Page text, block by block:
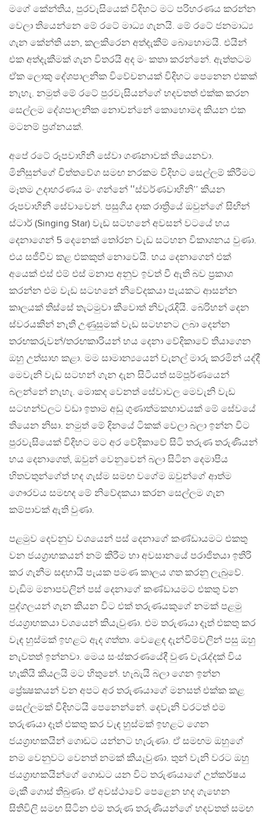
මගේ කේන්තිය, පුරවැසියෙක් විදිහට මට පරිහරණය කරන්න
වෙලා තියෙන්නෙ මේ රටේ මාධ්‍ය ගැනයි. මේ රටේ ජනමාධ්‍ය
ගැන කේන්ති යන, කලකිරෙන අත්දැකීම් බොහොමයි. එයින්
එක අත්දැකීමක් ගැන විතරයි අද මං කතා කරන්නේ. ඇත්තටම
ඒක ලොකු දේශපාලනික විවේචනයක් විදිහට පෙනෙන එකක්
නැහැ. නමුත් මේ රටේ පුරවැසියන්ගේ හදවතත් එක්ක කරන
සෙල්ලම දේශපාලනික නොවන්නේ කොහොමද කියන එක
මටනම් ප්‍රශ්නයක්.
අපේ රටේ රූපවාහිනී සේවා ගණනාවක් තියෙනවා.
මිනිසුන්ගේ චිත්තවේග සමඟ නරකම විදිහට සෙල්ලම් කිරීමට
මෑතම උදාහරණය මං ගන්නේ ‛‛ස්වර්ණවාහිනි’’ කියන
රූපවාහිනී සේවාවෙන්. පසුගිය දාක රාත්‍රියේ ඔවුන්ගේ සිඟින්
ස්ටාර් (Singing Star) වැඩ සටහනේ අවසන් වටයේ හය
දෙනාගෙන් 5 දෙනෙක් තෝරන වැඩ සටහන විකාශනය වුණා.
එය සජීවීව කළ එකකුත් නොවෙයි. හය දෙනාගෙන් එක්
අයෙක් එස් එම් එස් මනාප අනුව ඉවත් වී ඇති බව ප්‍රකාශ
කරන්න එම වැඩ සටහනේ නිවේදකයා පැයකට ආසන්න
කාලයක් තිස්සේ තැටමුවා කීවොත් නිවැරැදියි. බෙරිහන් දෙන
ස්වරයකින් නැති උණුසුමක් වැඩ සටහනට ලබා දෙන්න
තරඟකරුවන්/තරඟකාරියන් හය දෙනා වේදිකාවේ තියාගෙන
ඔහු උත්සාහ කළා. මම සාමාන්‍යයෙන් චැනල් මාරු කරමින් යද්දී
මෙවැනි වැඩ සටහන් ගැන දැන සිටියත් සම්පූර්ණයෙන්
බලන්නේ නැහැ. මොකද වෙනත් සේවාවල මෙවැනි වැඩ
සටහන්වලට වඩා ඉතාම අඩු ගුණාත්මකභාවයක් මේ සේවයේ
තියෙන නිසා. නමුත් මේ දිනයේ ටිකක් වෙලා බලා ඉන්න විට
පුරවැසියෙක් විදිහට මට අර වේදිකාවේ සිටි තරුණ තරුණියන්
හය දෙනාගෙත්, ඔවුන් වෙනුවෙන් බලා සිටින දෙමාපිය
හිතවතුන්ගේත් හද ගැස්ම සමඟ වගේම ඔවුන්ගේ ආත්ම
ගෞරවය සමඟද මේ නිවේදකයා කරන සෙල්ලම ගැන
කම්පාවක් ඇති වුණා.
පළමුව දෙවනුව වශයෙන් පස් දෙනාගේ කණ්ඩායමට එකතු
වන ජයග්‍රාහකයන් නම් කිරීම හා අවසානයේ පරාජිතයා ඉතිරි
කර ගැනීම සඳහායි පැයක පමණ කාලය ගත කරනු ලැබුවේ.
වැඩිම මනාපවලින් පස් දෙනාගේ කණ්ඩායමට එකතු වන
පුද්ගලයන් ගැන කියන විට එක් තරුණයකුගේ නමක් පළමු
ජයග්‍රාහකයා වශයෙන් කියැවුණා. එම තරුණයා දෑත් එකතු කර
වැඳ හුස්මක් ඉහළට ඇද ගත්තා. වෙළෙඳ දැන්වීම්වලින් පසු ඔහු
නැවතත් ඉන්නවා. මෙය සංස්කරණයේදී වුණ වැරැද්දක් විය
හැකියි කියලයි මට හිතුනේ. හැබැයි බලා ගෙන ඉන්න
ප්‍රේක්‍ෂකයන් වන අපට අර තරුණයාගේ මනසත් එක්ක කළ
සෙල්ලමක් විදිහටයි පෙනෙන්නේ. දෙවැනි වරටත් එම
තරුණයා දෑත් එකතු කර වැඳ හුස්මක් ඉහළට ගෙන
ජයග්‍රාහකයින් ගොඩට යන්නට හැරුණා. ඒ සමඟම ඔහුගේ
නම වෙනුවට වෙනත් නමක් කියැවුණා. තුන් වැනි වරට ඔහු
ජයග්‍රාහකයින්ගේ ගොඩට යන විට තරුණයාගේ උත්කර්ෂය
මැකී ගොස් තිබුණා. ඒ අවස්ථාවේ පෙළෙන හද ගැහෙන
සිතිවිලි සමඟ සිටින එම තරුණ තරුණියන්ගේ හදවතත් සමඟ